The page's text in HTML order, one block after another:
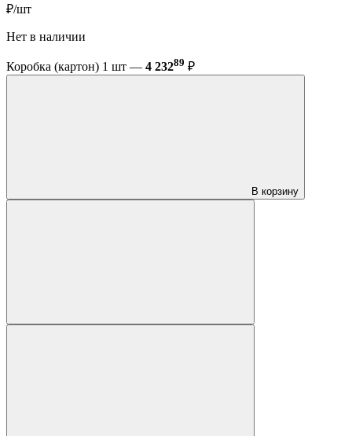
₽/шт
Нет в наличии
Коробка (картон) 1 шт — 4 23289 ₽
В корзину